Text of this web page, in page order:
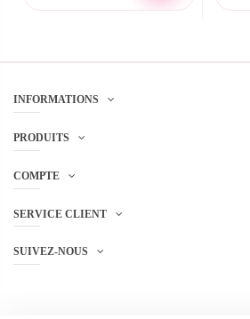
INFORMATIONS
PRODUITS
COMPTE
SERVICE CLIENT
SUIVEZ-NOUS